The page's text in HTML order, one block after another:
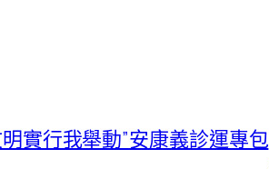
實行我舉動”安康義診運專包